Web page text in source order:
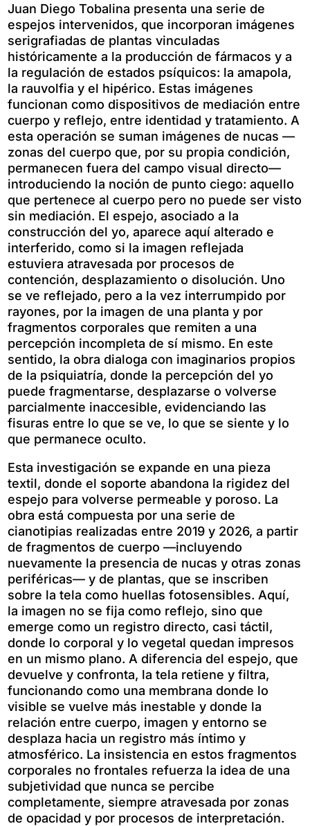
Juan Diego Tobalina presenta una serie de
espejos intervenidos, que incorporan imágenes
serigrafiadas de plantas vinculadas
históricamente a la producción de fármacos y a
la regulación de estados psíquicos: la amapola,
la rauvolfia y el hipérico. Estas imágenes
funcionan como dispositivos de mediación entre
cuerpo y reflejo, entre identidad y tratamiento. A
esta operación se suman imágenes de nucas —
zonas del cuerpo que, por su propia condición,
permanecen fuera del campo visual directo—
introduciendo la noción de punto ciego: aquello
que pertenece al cuerpo pero no puede ser visto
sin mediación. El espejo, asociado a la
construcción del yo, aparece aquí alterado e
interferido, como si la imagen reflejada
estuviera atravesada por procesos de
contención, desplazamiento o disolución. Uno
se ve reflejado, pero a la vez interrumpido por
rayones, por la imagen de una planta y por
fragmentos corporales que remiten a una
percepción incompleta de sí mismo. En este
sentido, la obra dialoga con imaginarios propios
de la psiquiatría, donde la percepción del yo
puede fragmentarse, desplazarse o volverse
parcialmente inaccesible, evidenciando las
fisuras entre lo que se ve, lo que se siente y lo
que permanece oculto.
Esta investigación se expande en una pieza
textil, donde el soporte abandona la rigidez del
espejo para volverse permeable y poroso. La
obra está compuesta por una serie de
cianotipias realizadas entre 2019 y 2026, a partir
de fragmentos de cuerpo —incluyendo
nuevamente la presencia de nucas y otras zonas
periféricas— y de plantas, que se inscriben
sobre la tela como huellas fotosensibles. Aquí,
la imagen no se fija como reflejo, sino que
emerge como un registro directo, casi táctil,
donde lo corporal y lo vegetal quedan impresos
en un mismo plano. A diferencia del espejo, que
devuelve y confronta, la tela retiene y filtra,
funcionando como una membrana donde lo
visible se vuelve más inestable y donde la
relación entre cuerpo, imagen y entorno se
desplaza hacia un registro más íntimo y
atmosférico. La insistencia en estos fragmentos
corporales no frontales refuerza la idea de una
subjetividad que nunca se percibe
completamente, siempre atravesada por zonas
de opacidad y por procesos de interpretación.